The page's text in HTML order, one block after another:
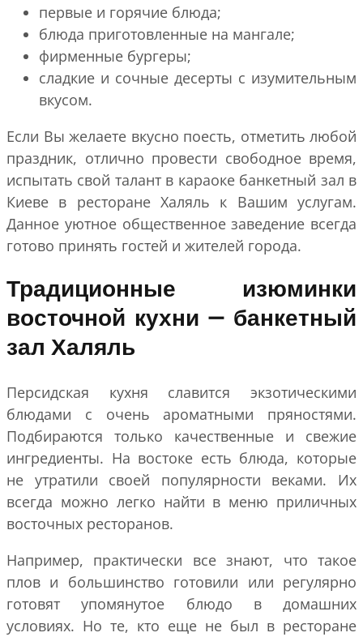
первые и горячие блюда;
блюда приготовленные на мангале;
фирменные бургеры;
сладкие и сочные десерты с изумительным
вкусом.
Если Вы желаете вкусно поесть, отметить любой
праздник, отлично провести свободное время,
испытать свой талант в караоке банкетный зал в
Киеве в ресторане Халяль к Вашим услугам.
Данное уютное общественное заведение всегда
готово принять гостей и жителей города.
Традиционные изюминки
восточной кухни — банкетный
зал Халяль
Персидская кухня славится экзотическими
блюдами с очень ароматными пряностями.
Подбираются только качественные и свежие
ингредиенты. На востоке есть блюда, которые
не утратили своей популярности веками. Их
всегда можно легко найти в меню приличных
восточных ресторанов.
Например, практически все знают, что такое
плов и большинство готовили или регулярно
готовят упомянутое блюдо в домашних
условиях. Но те, кто еще не был в ресторане